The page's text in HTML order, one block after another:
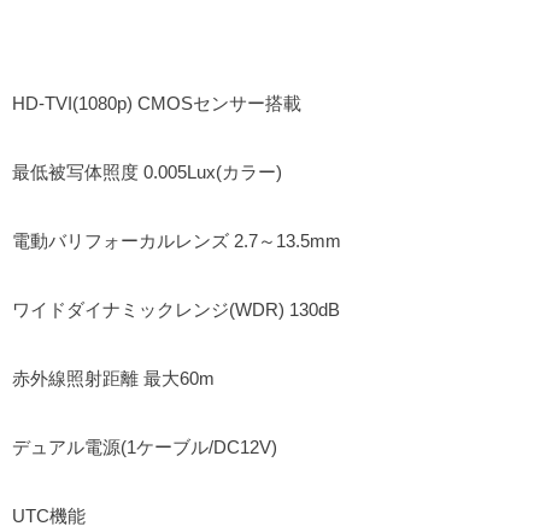
HD-TVI(1080p) CMOSセンサー搭載
最低被写体照度 0.005Lux(カラー)
電動バリフォーカルレンズ 2.7～13.5mm
ワイドダイナミックレンジ(WDR) 130dB
赤外線照射距離 最大60m
デュアル電源(1ケーブル/DC12V)
UTC機能